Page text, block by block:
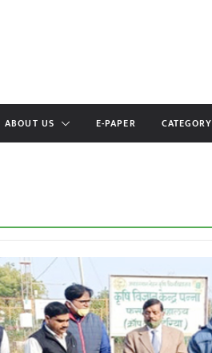
ABOUT US E-PAPER CATEGORY